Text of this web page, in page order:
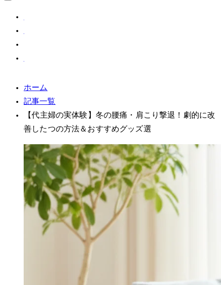
ホーム
記事一覧
【40代主婦の実体験】冬の腰痛・肩こり撃退！劇的に改
善した3つの方法＆おすすめグッズ3選